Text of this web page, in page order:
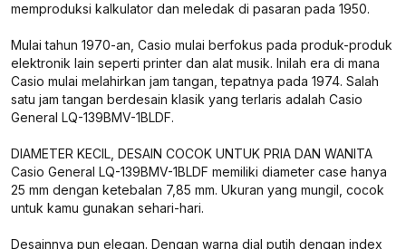
memproduksi kalkulator dan meledak di pasaran pada 1950.
Mulai tahun 1970-an, Casio mulai berfokus pada produk-produk
elektronik lain seperti printer dan alat musik. Inilah era di mana
Casio mulai melahirkan jam tangan, tepatnya pada 1974. Salah
satu jam tangan berdesain klasik yang terlaris adalah Casio
General LQ-139BMV-1BLDF.
DIAMETER KECIL, DESAIN COCOK UNTUK PRIA DAN WANITA
Casio General LQ-139BMV-1BLDF memiliki diameter case hanya
25 mm dengan ketebalan 7,85 mm. Ukuran yang mungil, cocok
untuk kamu gunakan sehari-hari.
Desainnya pun elegan. Dengan warna dial putih dengan index